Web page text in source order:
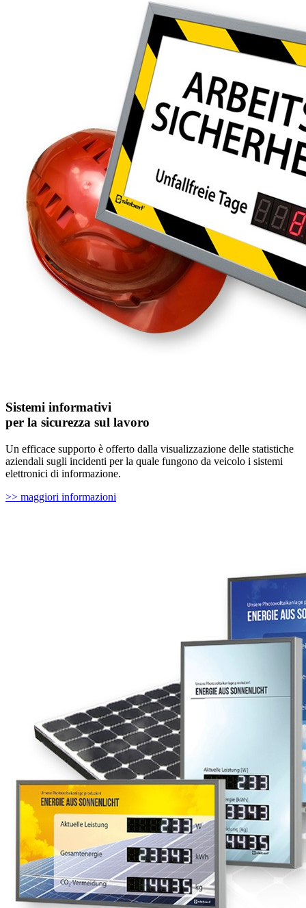
Sistemi informativi
per la sicurezza sul lavoro
Un efficace supporto è offerto dalla visualizzazione delle statistiche
aziendali sugli incidenti per la quale fungono da veicolo i sistemi
elettronici di informazione.
>> maggiori informazioni